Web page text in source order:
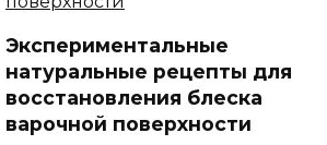
Экспериментальные
натуральные рецепты для
восстановления блеска
варочной поверхности